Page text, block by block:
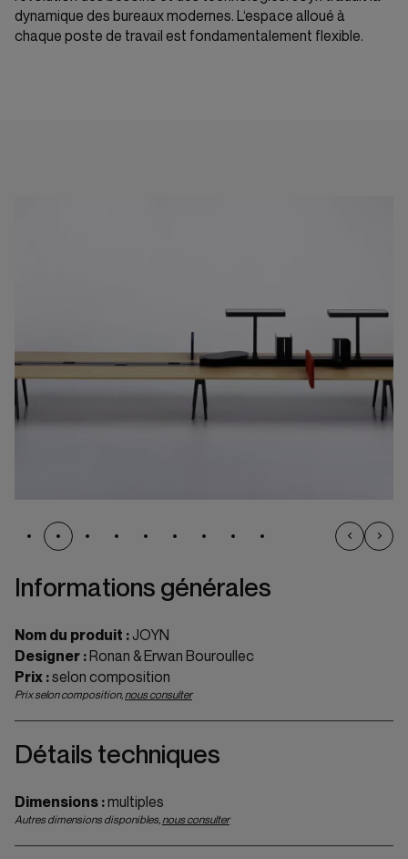
dynamique des bureaux modernes. L‘espace alloué à
chaque poste de travail est fondamentalement flexible.
Informations générales
Nom du produit :JOYN
Designer :Ronan & Erwan Bouroullec
Prix :selon composition
Prix selon composition, nous consulter
Détails techniques
Dimensions :multiples
Autres dimensions disponibles, nous consulter